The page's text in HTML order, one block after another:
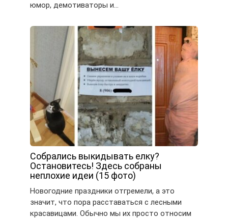
юмор, демотиваторы и…
Собрались выкидывать елку?
Остановитесь! Здесь собраны
неплохие идеи (15 фото)
Новогодние праздники отгремели, а это
значит, что пора расставаться с лесными
красавицами. Обычно мы их просто относим